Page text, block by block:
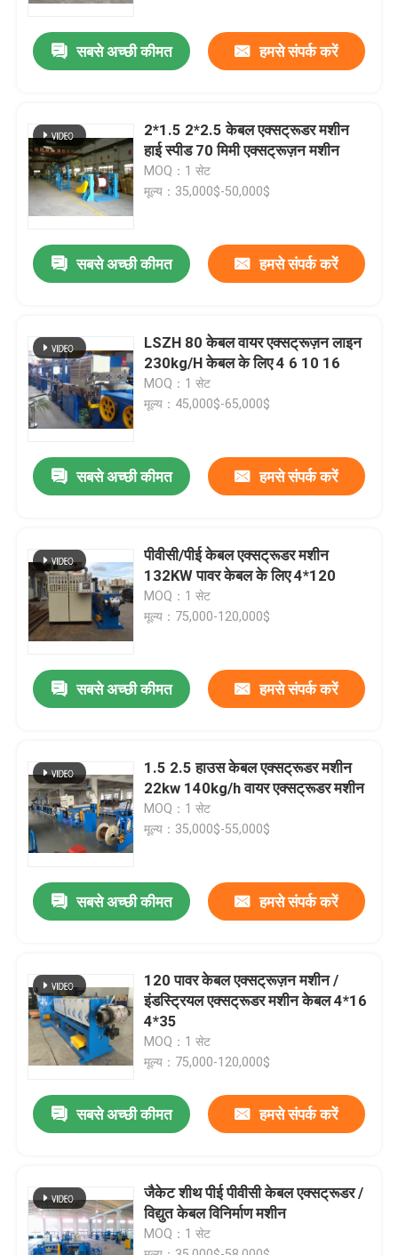
उत्पाद
वीडियो
हमारे बारे में
गुणवत्ता नियंत्रण
एक उद्धरण का अनुरोध करें
केबल एक्सट्रूडर मशीन
वायर एक्सट्रूडर मशीन
सबसे अच्छी कीमत हमसे संपर्क करें
2*1.5 2*2.5 केबल एक्सट्रूडर मशीन
हाई स्पीड 70 मिमी एक्सट्रूज़न मशीन
MOQ：1 सेट
मूल्य：35,000$-50,000$
सबसे अच्छी कीमत हमसे संपर्क करें
LSZH 80 केबल वायर एक्सट्रूज़न लाइन
230kg/H केबल के लिए 4 6 10 16
MOQ：1 सेट
मूल्य：45,000$-65,000$
सबसे अच्छी कीमत हमसे संपर्क करें
पीवीसी/पीई केबल एक्सट्रूडर मशीन
132KW पावर केबल के लिए 4*120
MOQ：1 सेट
मूल्य：75,000-120,000$
सबसे अच्छी कीमत हमसे संपर्क करें
1.5 2.5 हाउस केबल एक्सट्रूडर मशीन
22kw 140kg/h वायर एक्सट्रूडर मशीन
MOQ：1 सेट
मूल्य：35,000$-55,000$
सबसे अच्छी कीमत हमसे संपर्क करें
120 पावर केबल एक्सट्रूज़न मशीन /
इंडस्ट्रियल एक्सट्रूडर मशीन केबल 4*16
4*35
MOQ：1 सेट
मूल्य：75,000-120,000$
सबसे अच्छी कीमत हमसे संपर्क करें
जैकेट शीथ पीई पीवीसी केबल एक्सट्रूडर /
विद्युत केबल विनिर्माण मशीन
MOQ：1 सेट